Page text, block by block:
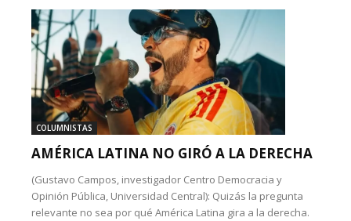
COLUMNISTAS
AMÉRICA LATINA NO GIRÓ A LA DERECHA
(Gustavo Campos, investigador Centro Democracia y
Opinión Pública, Universidad Central): Quizás la pregunta
relevante no sea por qué América Latina gira a la derecha.